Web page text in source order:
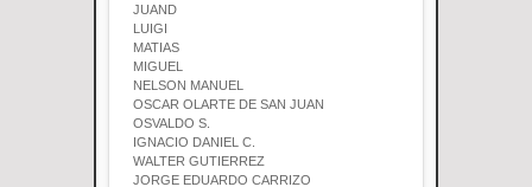
JUAND
LUIGI
MATIAS
MIGUEL
NELSON MANUEL
OSCAR OLARTE DE SAN JUAN
OSVALDO S.
IGNACIO DANIEL C.
WALTER GUTIERREZ
JORGE EDUARDO CARRIZO